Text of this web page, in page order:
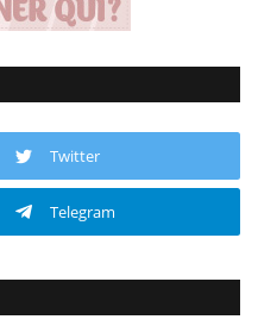
Twitter
Telegram